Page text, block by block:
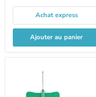
Achat express
Ajouter au panier